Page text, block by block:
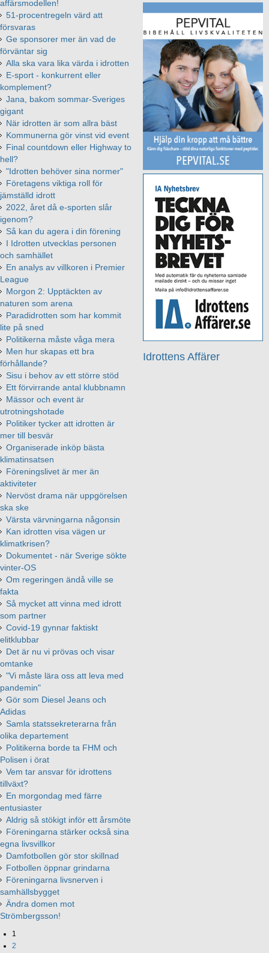
Idrottens Affärer
affärsmodellen!
51-procentregeln värd att
försvaras
Ge sponsorer mer än vad de
förväntar sig
Alla ska vara lika värda i idrotten
E-sport - konkurrent eller
komplement?
Jana, bakom sommar-Sveriges
gigant
När idrotten är som allra bäst
Kommunerna gör vinst vid event
Final countdown eller Highway to
hell?
"Idrotten behöver sina normer"
Företagens viktiga roll för
jämställd idrott
2022, året då e-sporten slår
igenom?
Så kan du agera i din förening
I Idrotten utvecklas personen
och samhället
En analys av villkoren i Premier
League
Morgon 2: Upptäckten av
naturen som arena
Paradidrotten som har kommit
lite på sned
Politikerna måste våga mera
Men hur skapas ett bra
förhållande?
Sisu i behov av ett större stöd
Ett förvirrande antal klubbnamn
Mässor och event är
utrotningshotade
Politiker tycker att idrotten är
mer till besvär
Organiserade inköp bästa
klimatinsatsen
Föreningslivet är mer än
aktiviteter
Nervöst drama när uppgörelsen
ska ske
Värsta värvningarna någonsin
Kan idrotten visa vägen ur
klimatkrisen?
Dokumentet - när Sverige sökte
vinter-OS
Om regeringen ändå ville se
fakta
Så mycket att vinna med idrott
som partner
Covid-19 gynnar faktiskt
elitklubbar
Det är nu vi prövas och visar
omtanke
"Vi måste lära oss att leva med
pandemin"
Gör som Diesel Jeans och
Adidas
Samla statssekreterarna från
olika departement
Politikerna borde ta FHM och
Polisen i örat
Vem tar ansvar för idrottens
tillväxt?
En morgondag med färre
entusiaster
Aldrig så stökigt inför ett årsmöte
Föreningarna stärker också sina
egna livsvillkor
Damfotbollen gör stor skillnad
Fotbollen öppnar grindarna
Föreningarna livsnerven i
samhällsbygget
Ändra domen mot
Strömbergsson!
1
2